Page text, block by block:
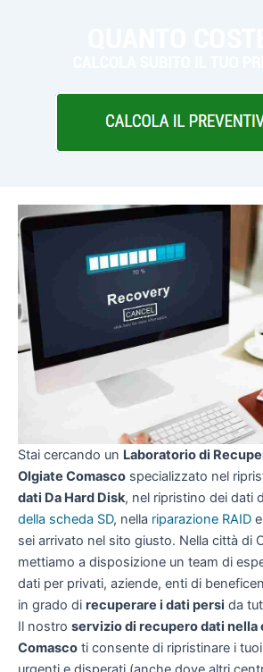
Stai cercando un Laboratorio di
Olgiate Comasco specializzato nel
dati Da Hard Disk, nel ripristino dei dati
della scheda SD, nella riparazione RAID
sei arrivato nel sito giusto. Nella città di
mettiamo a disposizione un team di
dati per privati, aziende, enti di
in grado di recuperare i dati persi da
Il nostro servizio di recupero dati nella
Comasco ti consente di ripristinare i